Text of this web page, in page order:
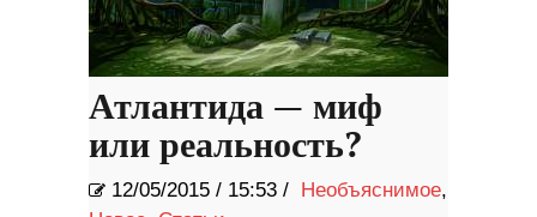
Атлантида — миф
или реальность?
12/05/2015 / 15:53 / Необъяснимое,